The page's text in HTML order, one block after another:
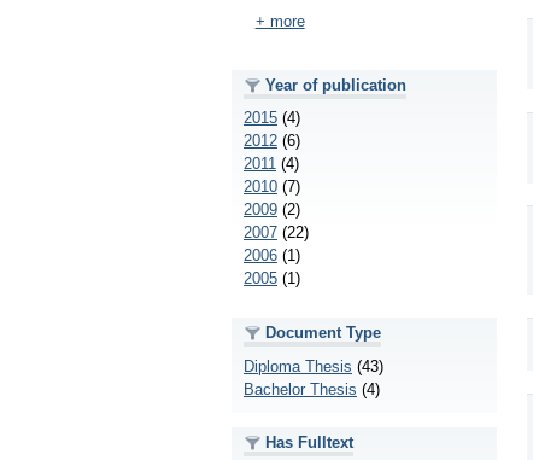
+ more
Year of publication
2015 (4)
2012 (6)
2011 (4)
2010 (7)
2009 (2)
2007 (22)
2006 (1)
2005 (1)
Document Type
Diploma Thesis (43)
Bachelor Thesis (4)
Has Fulltext